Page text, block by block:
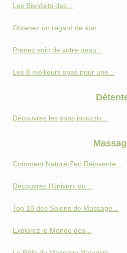
Les Bienfaits des...
Obtenez un regard de star...
Prenez soin de votre peau...
Les 8 meilleurs spas pour une...
Découvrez les spas jacuzzis...
Comment NaturetZen Réinvente...
Découvrez l'Univers du...
Top 10 des Salons de Massage...
Explorez le Monde des...